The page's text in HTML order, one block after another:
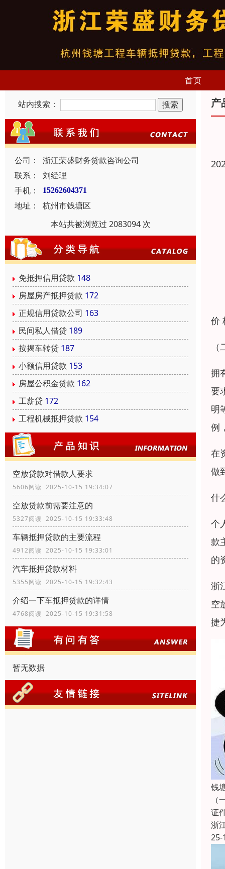
首页
站内搜索：
公司：
浙江荣盛财务贷款咨询公司
联系：
刘经理
手机：
15262604371
地址：
杭州市钱塘区
本站共被浏览过 2083094 次
免抵押信用贷款 148
房屋房产抵押贷款 172
正规信用贷款公司 163
民间私人借贷 189
按揭车转贷 187
小额信用贷款 153
房屋公积金贷款 162
工薪贷 172
工程机械抵押贷款 154
空放贷款对借款人要求
5606阅读 2025-10-15 19:34:07
空放贷款前需要注意的
5327阅读 2025-10-15 19:33:48
车辆抵押贷款的主要流程
4912阅读 2025-10-15 19:33:01
汽车抵押贷款材料
5355阅读 2025-10-15 19:32:43
介绍一下车抵押贷款的详情
4768阅读 2025-10-15 19:31:58
暂无数据
产
价
拥
要
明
例
在
做
什
个
款
的
浙
空
捷
钱
证
浙
25-